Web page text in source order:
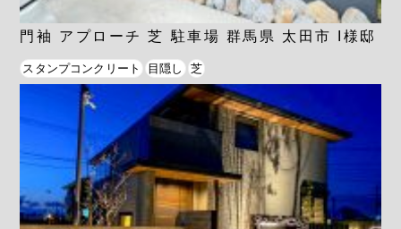
門袖 アプローチ 芝 駐車場 群馬県 太田市 I様邸
スタンプコンクリート 目隠し 芝